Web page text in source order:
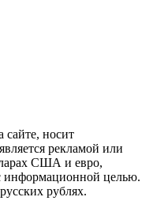
носит
рекламой или
США и евро,
информационной целью.
рублях.